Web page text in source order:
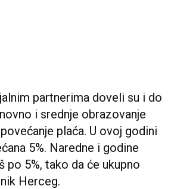
partnerima doveli su i do
i srednje obrazovanje
plaća. U ovoj godini
5%. Naredne i godine
5%, tako da će ukupno
Herceg.